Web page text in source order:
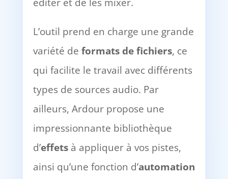
L’outil prend en charge une grande
variété de formats de fichiers, ce
qui facilite le travail avec différents
types de sources audio. Par
ailleurs, Ardour propose une
impressionnante bibliothèque
d’effetsà appliquer à vos pistes,
ainsi qu’une fonction d’automation